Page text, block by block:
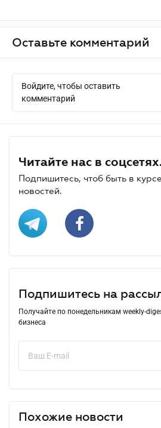
Оставьте комментарий
Войдите, чтобы оставить
комментарий
Читайте нас в
Подпишитесь, чтоб быть в
новостей.
Подпишитесь на
Получайте по понедельникам weekly-
бизнеса
Похожие новости